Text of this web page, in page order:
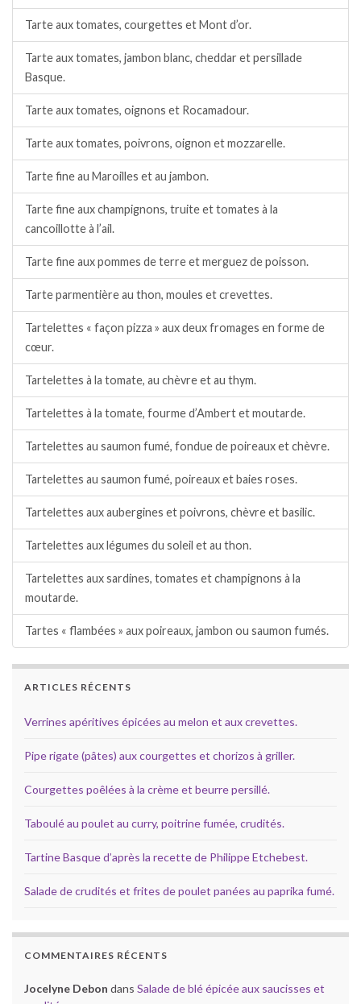
Tarte aux tomates, courgettes et Mont d’or.
Tarte aux tomates, jambon blanc, cheddar et persillade
Basque.
Tarte aux tomates, oignons et Rocamadour.
Tarte aux tomates, poivrons, oignon et mozzarelle.
Tarte fine au Maroilles et au jambon.
Tarte fine aux champignons, truite et tomates à la
cancoillotte à l’ail.
Tarte fine aux pommes de terre et merguez de poisson.
Tarte parmentière au thon, moules et crevettes.
Tartelettes « façon pizza » aux deux fromages en forme de
cœur.
Tartelettes à la tomate, au chèvre et au thym.
Tartelettes à la tomate, fourme d’Ambert et moutarde.
Tartelettes au saumon fumé, fondue de poireaux et chèvre.
Tartelettes au saumon fumé, poireaux et baies roses.
Tartelettes aux aubergines et poivrons, chèvre et basilic.
Tartelettes aux légumes du soleil et au thon.
Tartelettes aux sardines, tomates et champignons à la
moutarde.
Tartes « flambées » aux poireaux, jambon ou saumon fumés.
ARTICLES RÉCENTS
Verrines apéritives épicées au melon et aux crevettes.
Pipe rigate (pâtes) aux courgettes et chorizos à griller.
Courgettes poêlées à la crème et beurre persillé.
Taboulé au poulet au curry, poitrine fumée, crudités.
Tartine Basque d’après la recette de Philippe Etchebest.
Salade de crudités et frites de poulet panées au paprika fumé.
COMMENTAIRES RÉCENTS
Jocelyne Debon dans Salade de blé épicée aux saucisses et